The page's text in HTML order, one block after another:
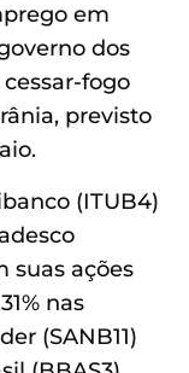
em
dos
fogo
previsto
(ITUB4)
suas ações
nas
(SANB11)